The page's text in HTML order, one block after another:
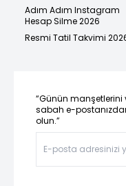
Adım Adım Instagram
Hesap Silme 2026
Resmi Tatil Takvimi
“Günün manşetlerini
sabah e-
olun.”